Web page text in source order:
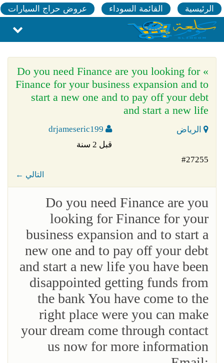
الرئيسية القائمة السوداء عروض حراج السيارات
» Do you need Finance are you looking for
Finance for your business expansion and to
start a new one and to pay off your debt
and start a new life
الرياض
قبل 2 سنة
#27255
← التالي
Do you need Finance are you
looking for Finance for your
business expansion and to start a
new one and to pay off your debt
and start a new life you have been
disappointed getting funds from
the bank You have come to the
right place were you can make
your dream come through contact
us now for more information